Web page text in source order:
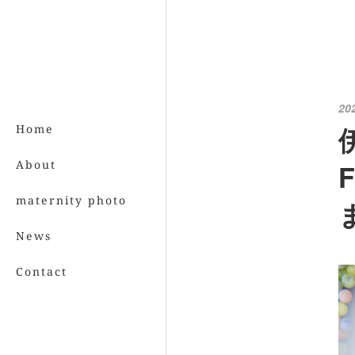
Home
About
maternity photo
News
Contact